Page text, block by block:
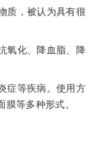
质，被认为具有很
氧化、降血脂、降
症等疾病。使用方
等多种形式。